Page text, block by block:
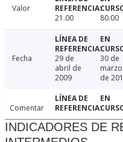
Valor
21.00
80.00
Fecha
29 de
abril de
2009
30 de
marzo
de
Comentar
INDICADORES DE